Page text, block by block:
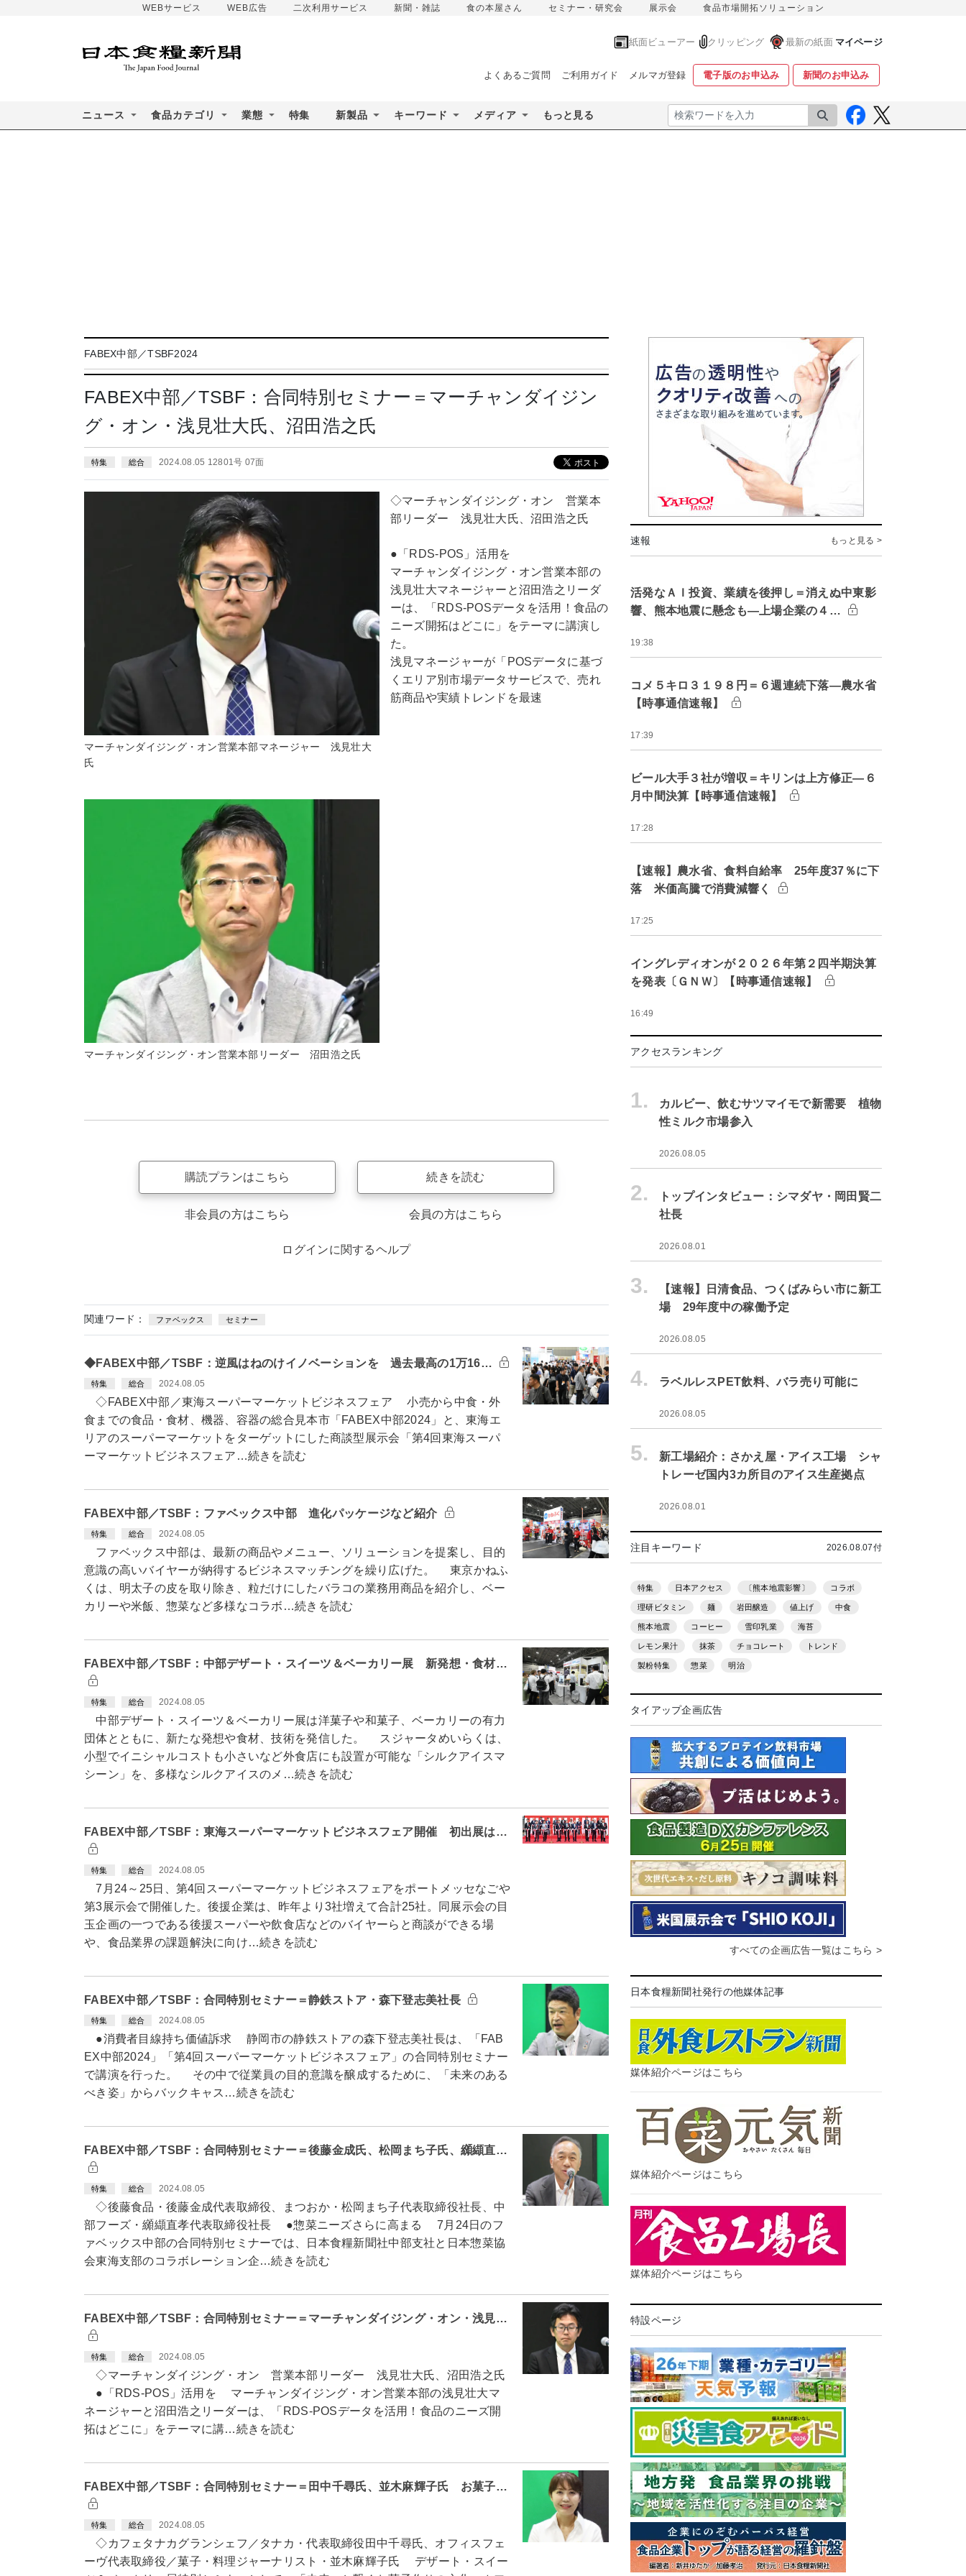
WEBサービス WEB広告 二次利用サービス 新聞・雑誌 食の本屋さん セミナー・研究会 展示会 食品市場開拓ソリューション
紙面ビューアー クリッピング 最新の紙面 マイページ
よくあるご質問 ご利用ガイド メルマガ登録 電子版のお申込み 新聞のお申込み
ニュース 食品カテゴリ 業態 特集 新製品 キーワード メディア もっと見る 検索
FABEX中部／TSBF2024
FABEX中部／TSBF：合同特別セミナー＝マーチャンダイジン
グ・オン・浅見壮大氏、沼田浩之氏
特集 総合 2024.08.05 12801号 07面
マーチャンダイジング・オン営業本部マネージャー 浅見壮大
氏
マーチャンダイジング・オン営業本部リーダー 沼田浩之氏
◇マーチャンダイジング・オン 営業本
部リーダー 浅見壮大氏、沼田浩之氏
●「RDS-POS」活用を
マーチャンダイジング・オン営業本部の
浅見壮大マネージャーと沼田浩之リーダ
ーは、「RDS-POSデータを活用！食品の
ニーズ開拓はどこに」をテーマに講演し
た。
浅見マネージャーが「POSデータに基づ
くエリア別市場データサービスで、売れ
筋商品や実績トレンドを最速
購読プランはこちら
非会員の方はこちら
続きを読む
会員の方はこちら
ログインに関するヘルプ
関連ワード： ファベックス セミナー
◆FABEX中部／TSBF：逆風はねのけイノベーションを 過去最高の1万16…
特集 総合 2024.08.05
◇FABEX中部／東海スーパーマーケットビジネスフェア 小売から中食・外
食までの食品・食材、機器、容器の総合見本市「FABEX中部2024」と、東海エ
リアのスーパーマーケットをターゲットにした商談型展示会「第4回東海スーパ
ーマーケットビジネスフェア…続きを読む
FABEX中部／TSBF：ファベックス中部 進化パッケージなど紹介
特集 総合 2024.08.05
ファベックス中部は、最新の商品やメニュー、ソリューションを提案し、目的
意識の高いバイヤーが納得するビジネスマッチングを繰り広げた。 東京かねふ
くは、明太子の皮を取り除き、粒だけにしたバラコの業務用商品を紹介し、ベー
カリーや米飯、惣菜など多様なコラボ…続きを読む
FABEX中部／TSBF：中部デザート・スイーツ＆ベーカリー展 新発想・食材…
特集 総合 2024.08.05
中部デザート・スイーツ＆ベーカリー展は洋菓子や和菓子、ベーカリーの有力
団体とともに、新たな発想や食材、技術を発信した。 スジャータめいらくは、
小型でイニシャルコストも小さいなど外食店にも設置が可能な「シルクアイスマ
シーン」を、多様なシルクアイスのメ…続きを読む
FABEX中部／TSBF：東海スーパーマーケットビジネスフェア開催 初出展は…
特集 総合 2024.08.05
7月24～25日、第4回スーパーマーケットビジネスフェアをポートメッセなごや
第3展示会で開催した。後援企業は、昨年より3社増えて合計25社。同展示会の目
玉企画の一つである後援スーパーや飲食店などのバイヤーらと商談ができる場
や、食品業界の課題解決に向け…続きを読む
FABEX中部／TSBF：合同特別セミナー＝静鉄ストア・森下登志美社長
特集 総合 2024.08.05
●消費者目線持ち価値訴求 静岡市の静鉄ストアの森下登志美社長は、「FAB
EX中部2024」「第4回スーパーマーケットビジネスフェア」の合同特別セミナー
で講演を行った。 その中で従業員の目的意識を醸成するために、「未来のある
べき姿」からバックキャス…続きを読む
FABEX中部／TSBF：合同特別セミナー＝後藤金成氏、松岡まち子氏、纐纈直…
特集 総合 2024.08.05
◇後藤食品・後藤金成代表取締役、まつおか・松岡まち子代表取締役社長、中
部フーズ・纐纈直孝代表取締役社長 ●惣菜ニーズさらに高まる 7月24日のフ
ァベックス中部の合同特別セミナーでは、日本食糧新聞社中部支社と日本惣菜協
会東海支部のコラボレーション企…続きを読む
FABEX中部／TSBF：合同特別セミナー＝マーチャンダイジング・オン・浅見…
特集 総合 2024.08.05
◇マーチャンダイジング・オン 営業本部リーダー 浅見壮大氏、沼田浩之氏
●「RDS-POS」活用を マーチャンダイジング・オン営業本部の浅見壮大マ
ネージャーと沼田浩之リーダーは、「RDS-POSデータを活用！食品のニーズ開
拓はどこに」をテーマに講…続きを読む
FABEX中部／TSBF：合同特別セミナー＝田中千尋氏、並木麻輝子氏 お菓子…
特集 総合 2024.08.05
◇カフェタナカグランシェフ／タナカ・代表取締役田中千尋氏、オフィスフェ
ーヴ代表取締役／菓子・料理ジャーナリスト・並木麻輝子氏 デザート・スイー
速報 もっと見る >
活発なＡＩ投資、業績を後押し＝消えぬ中東影
響、熊本地震に懸念も―上場企業の４…
19:38
コメ５キロ３１９８円＝６週連続下落―農水省
【時事通信速報】
17:39
ビール大手３社が増収＝キリンは上方修正―６
月中間決算【時事通信速報】
17:28
【速報】農水省、食料自給率 25年度37％に下
落 米価高騰で消費減響く
17:25
イングレディオンが２０２６年第２四半期決算
を発表〔ＧＮＷ〕【時事通信速報】
16:49
アクセスランキング
1.
カルビー、飲むサツマイモで新需要 植物
性ミルク市場参入
2026.08.05
2.
トップインタビュー：シマダヤ・岡田賢二
社長
2026.08.01
3.
【速報】日清食品、つくばみらい市に新工
場 29年度中の稼働予定
2026.08.05
4. ラベルレスPET飲料、バラ売り可能に
2026.08.05
5.
新工場紹介：さかえ屋・アイス工場 シャ
トレーゼ国内3カ所目のアイス生産拠点
2026.08.01
注目キーワード 2026.08.07付
特集 日本アクセス 〔熊本地震影響〕 コラボ
理研ビタミン 麺 岩田醸造 値上げ 中食
熊本地震 コーヒー 雪印乳業 海苔
レモン果汁 抹茶 チョコレート トレンド
製粉特集 惣菜 明治
タイアップ企画広告
すべての企画広告一覧はこちら >
日本食糧新聞社発行の他媒体記事
媒体紹介ページはこちら
媒体紹介ページはこちら
媒体紹介ページはこちら
特設ページ